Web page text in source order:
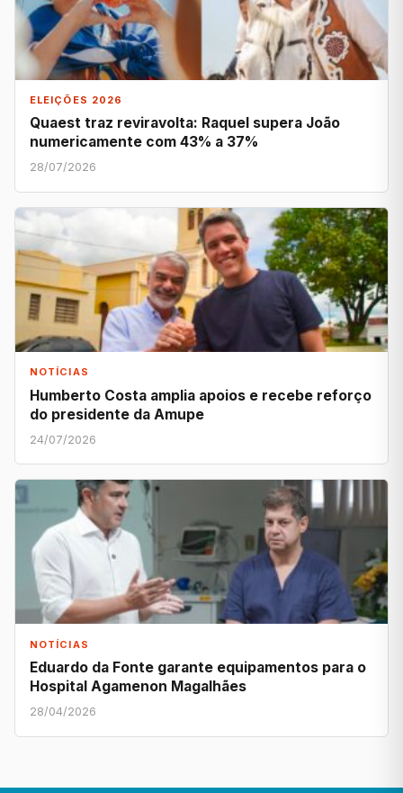
ELEIÇÕES 2026
Quaest traz reviravolta: Raquel supera João
numericamente com 43% a 37%
28/07/2026
NOTÍCIAS
Humberto Costa amplia apoios e recebe reforço
do presidente da Amupe
24/07/2026
NOTÍCIAS
Eduardo da Fonte garante equipamentos para o
Hospital Agamenon Magalhães
28/04/2026